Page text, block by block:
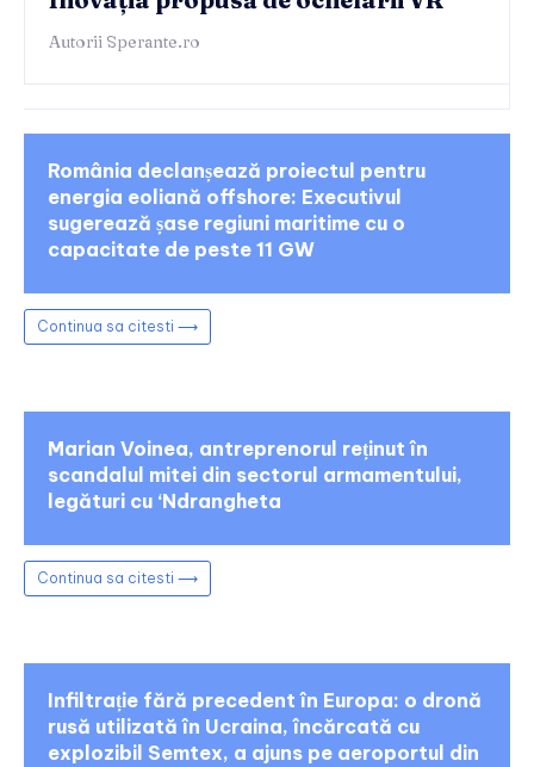
Autorii Sperante.ro
România declanșează proiectul pentru
energia eoliană offshore: Executivul
sugerează șase regiuni maritime cu o
capacitate de peste 11 GW
Continua sa citesti ⟶
Marian Voinea, antreprenorul reținut în
scandalul mitei din sectorul armamentului,
legături cu ‘Ndrangheta
Continua sa citesti ⟶
Infiltrație fără precedent în Europa: o dronă
rusă utilizată în Ucraina, încărcată cu
explozibil Semtex, a ajuns pe aeroportul din